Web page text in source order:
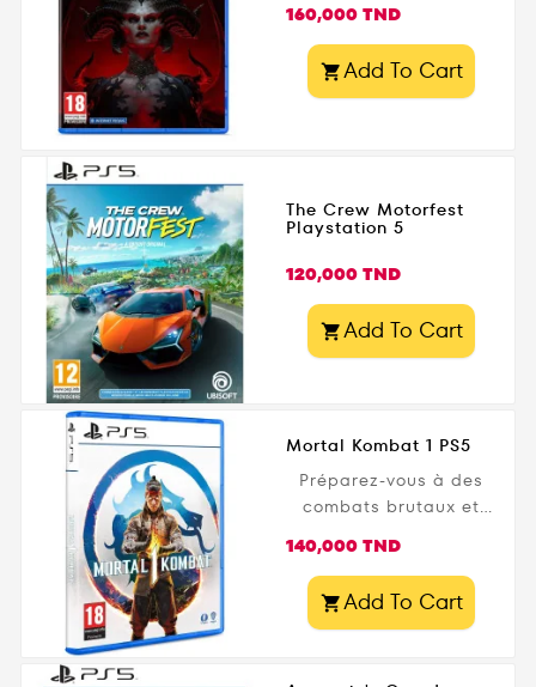
Prix
160,000 TND
Add To Cart
The Crew Motorfest
Playstation 5
Prix
120,000 TND
Add To Cart
Mortal Kombat 1 PS5
Préparez-vous à des
combats brutaux et
Mortal Kombat 1 PS5 !
NetherRealm Studios
Prix
140,000 TND
Add To Cart